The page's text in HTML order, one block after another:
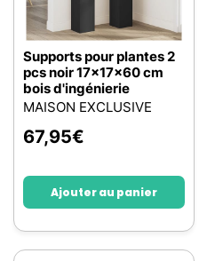
Supports pour plantes 2
pcs noir 17x17x60 cm
bois d'ingénierie
MAISON EXCLUSIVE
67,95€
Ajouter au panier